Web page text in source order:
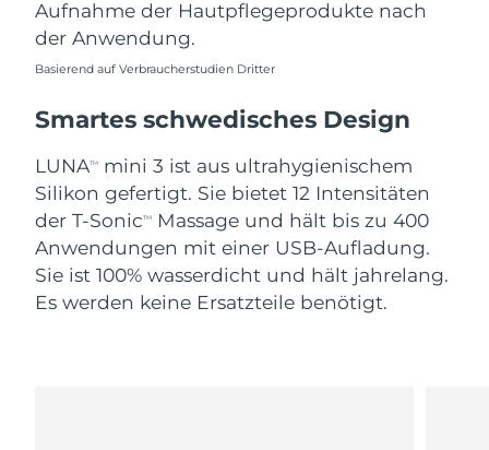
Aufnahme der Hautpflegeprodukte nach
der Anwendung.
Basierend auf Verbraucherstudien Dritter
Smartes schwedisches Design
LUNATM
mini 3 ist aus ultrahygienischem
Silikon gefertigt. Sie bietet 12 Intensitäten
der T-SonicTM
Massage und hält bis zu 400
Anwendungen mit einer USB-Aufladung.
Sie ist 100% wasserdicht und hält jahrelang.
Es werden keine Ersatzteile benötigt.